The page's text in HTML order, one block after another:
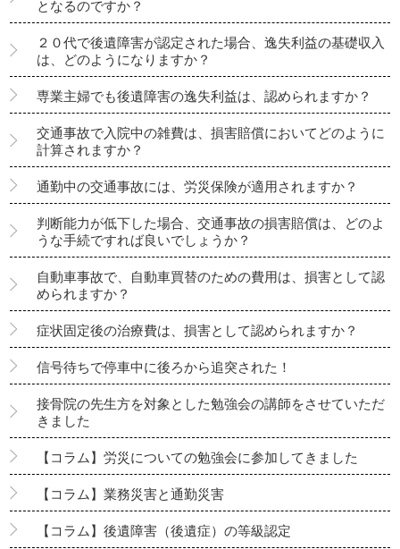
となるのですか？
２０代で後遺障害が認定された場合、逸失利益の基礎収入
は、どのようになりますか？
専業主婦でも後遺障害の逸失利益は、認められますか？
交通事故で入院中の雑費は、損害賠償においてどのように
計算されますか？
通勤中の交通事故には、労災保険が適用されますか？
判断能力が低下した場合、交通事故の損害賠償は、どのよ
うな手続ですれば良いでしょうか？
自動車事故で、自動車買替のための費用は、損害として認
められますか？
症状固定後の治療費は、損害として認められますか？
信号待ちで停車中に後ろから追突された！
接骨院の先生方を対象とした勉強会の講師をさせていただ
きました
【コラム】労災についての勉強会に参加してきました
【コラム】業務災害と通勤災害
【コラム】後遺障害（後遺症）の等級認定